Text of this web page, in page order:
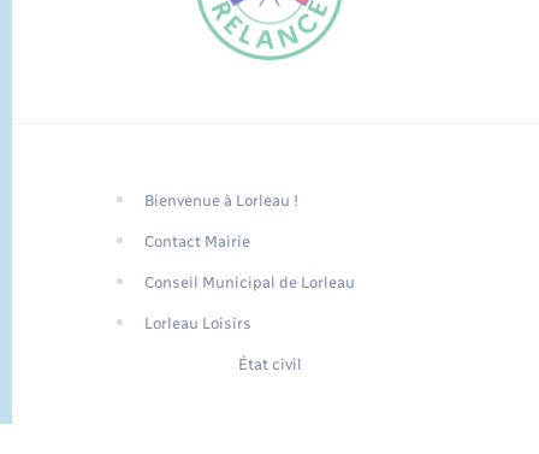
Traduction du
FR
Bienvenue à Lorleau !
Contact Mairie
Conseil Municipal de Lorleau
Lorleau Loisirs
État civil